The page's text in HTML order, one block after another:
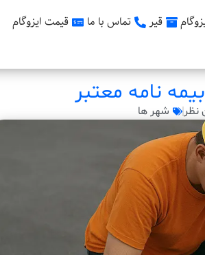
قیر تماس با ما قیمت ایزوگام
نامه معتبر
نظر شهر ها